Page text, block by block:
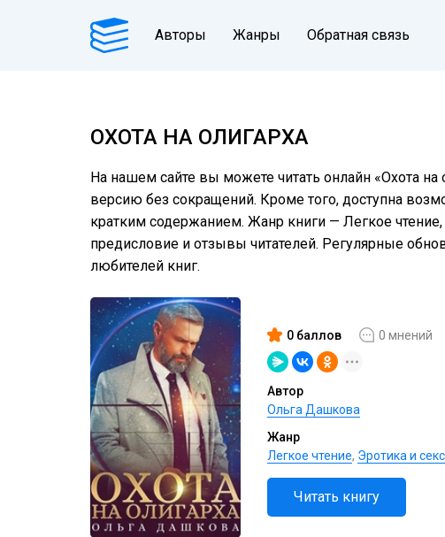
Авторы Жанры Обратная связь
ОХОТА НА ОЛИГАРХА
На нашем сайте вы можете читать онлайн «Охота на
версию без сокращений. Кроме того, доступна
кратким содержанием. Жанр книги — Легкое чтение,
предисловие и отзывы читателей. Регулярные
любителей книг.
0 баллов 0 мнений
Автор
Ольга Дашкова
Жанр
Легкое чтение, Эротика и секс
Читать книгу